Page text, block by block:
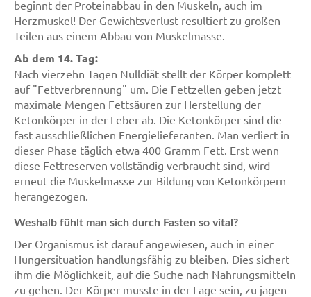
beginnt der Proteinabbau in den Muskeln, auch im
Herzmuskel! Der Gewichtsverlust resultiert zu großen
Teilen aus einem Abbau von Muskelmasse.
Ab dem 14. Tag:
Nach vierzehn Tagen Nulldiät stellt der Körper komplett
auf "Fettverbrennung" um. Die Fettzellen geben jetzt
maximale Mengen Fettsäuren zur Herstellung der
Ketonkörper in der Leber ab. Die Ketonkörper sind die
fast ausschließlichen Energielieferanten. Man verliert in
dieser Phase täglich etwa 400 Gramm Fett. Erst wenn
diese Fettreserven vollständig verbraucht sind, wird
erneut die Muskelmasse zur Bildung von Ketonkörpern
herangezogen.
Weshalb fühlt man sich durch Fasten so vital?
Der Organismus ist darauf angewiesen, auch in einer
Hungersituation handlungsfähig zu bleiben. Dies sichert
ihm die Möglichkeit, auf die Suche nach Nahrungsmitteln
zu gehen. Der Körper musste in der Lage sein, zu jagen